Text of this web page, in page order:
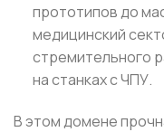
прототипов до
медицинский
стремительного
на станках с ЧПУ.
В этом домене